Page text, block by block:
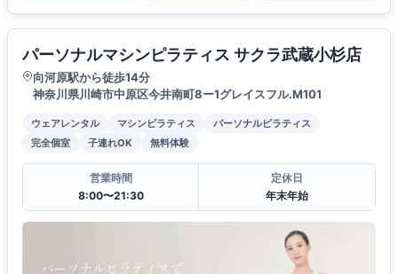
パーソナルマシンピラティス サクラ武蔵小杉店
向河原駅から徒歩14分
神奈川県川崎市中原区今井南町8ー1グレイスフル.M101
ウェアレンタル マシンピラティス
パーソナルピラティス
完全個室
子連れOK 無料体験
営業時間
8:00〜21:30
定休日
年末年始